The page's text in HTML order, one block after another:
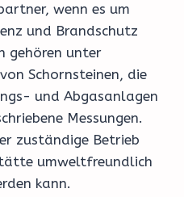
wenn es um
und Brandschutz
gehören unter
Schornsteinen, die
und Abgasanlagen
Messungen.
zuständige Betrieb
umweltfreundlich
kann.